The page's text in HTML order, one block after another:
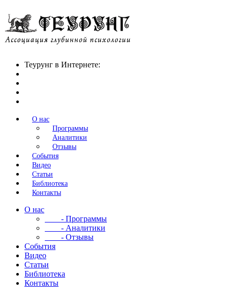
Теурунг в Интернете:
О нас
Программы
Аналитики
Отзывы
События
Видео
Статьи
Библиотека
Контакты
О нас
- Программы
- Аналитики
- Отзывы
События
Видео
Статьи
Библиотека
Контакты